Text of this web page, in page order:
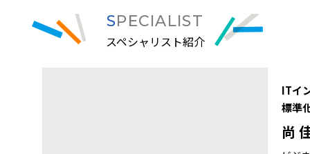
SPECIALIST
スペシャリスト紹介
ITイ
標準
尚